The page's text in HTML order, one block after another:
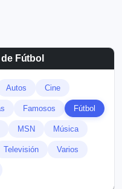
Fútbol
Autos Cine
Famosos Fútbol
MSN Música
Televisión Varios